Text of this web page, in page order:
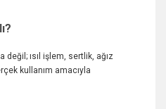
değil; ısıl işlem, sertlik, ağız
kullanım amacıyla